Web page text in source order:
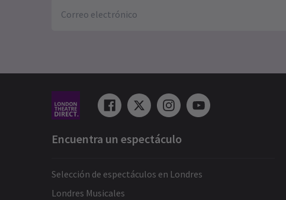
Encuentra un espectáculo
Selección de espectáculos en Londres
Londres Musicales